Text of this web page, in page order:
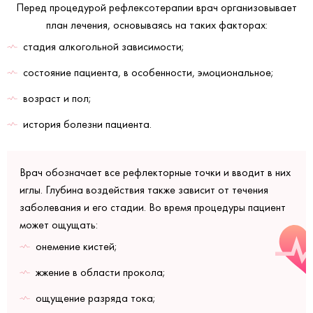
Перед процедурой рефлексотерапии врач организовывает
план лечения, основываясь на таких факторах:
стадия алкогольной зависимости;
состояние пациента, в особенности, эмоциональное;
возраст и пол;
история болезни пациента.
Врач обозначает все рефлекторные точки и вводит в них
иглы. Глубина воздействия также зависит от течения
заболевания и его стадии. Во время процедуры пациент
может ощущать:
онемение кистей;
жжение в области прокола;
ощущение разряда тока;